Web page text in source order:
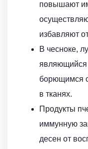
повышают
избавляют
В чесноке,
являющийся
борющимся
в тканях.
Продукты
иммунную
десен от